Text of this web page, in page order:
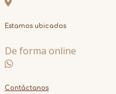
Estamos ubicados
De forma online
Contáctanos